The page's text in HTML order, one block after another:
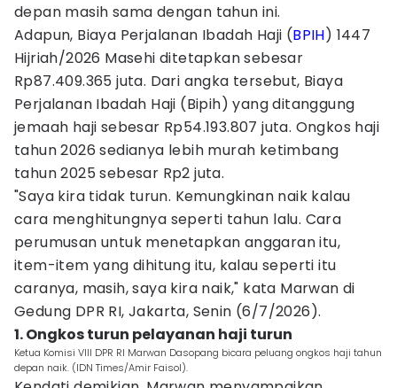
depan masih sama dengan tahun ini.
Adapun, Biaya Perjalanan Ibadah Haji (BPIH) 1447
Hijriah/2026 Masehi ditetapkan sebesar
Rp87.409.365 juta. Dari angka tersebut, Biaya
Perjalanan Ibadah Haji (Bipih) yang ditanggung
jemaah haji sebesar Rp54.193.807 juta. Ongkos haji
tahun 2026 sedianya lebih murah ketimbang
tahun 2025 sebesar Rp2 juta.
"Saya kira tidak turun. Kemungkinan naik kalau
cara menghitungnya seperti tahun lalu. Cara
perumusan untuk menetapkan anggaran itu,
item-item yang dihitung itu, kalau seperti itu
caranya, masih, saya kira naik," kata Marwan di
Gedung DPR RI, Jakarta, Senin (6/7/2026).
1. Ongkos turun pelayanan haji turun
Ketua Komisi VIII DPR RI Marwan Dasopang bicara peluang ongkos haji tahun
depan naik. (IDN Times/Amir Faisol).